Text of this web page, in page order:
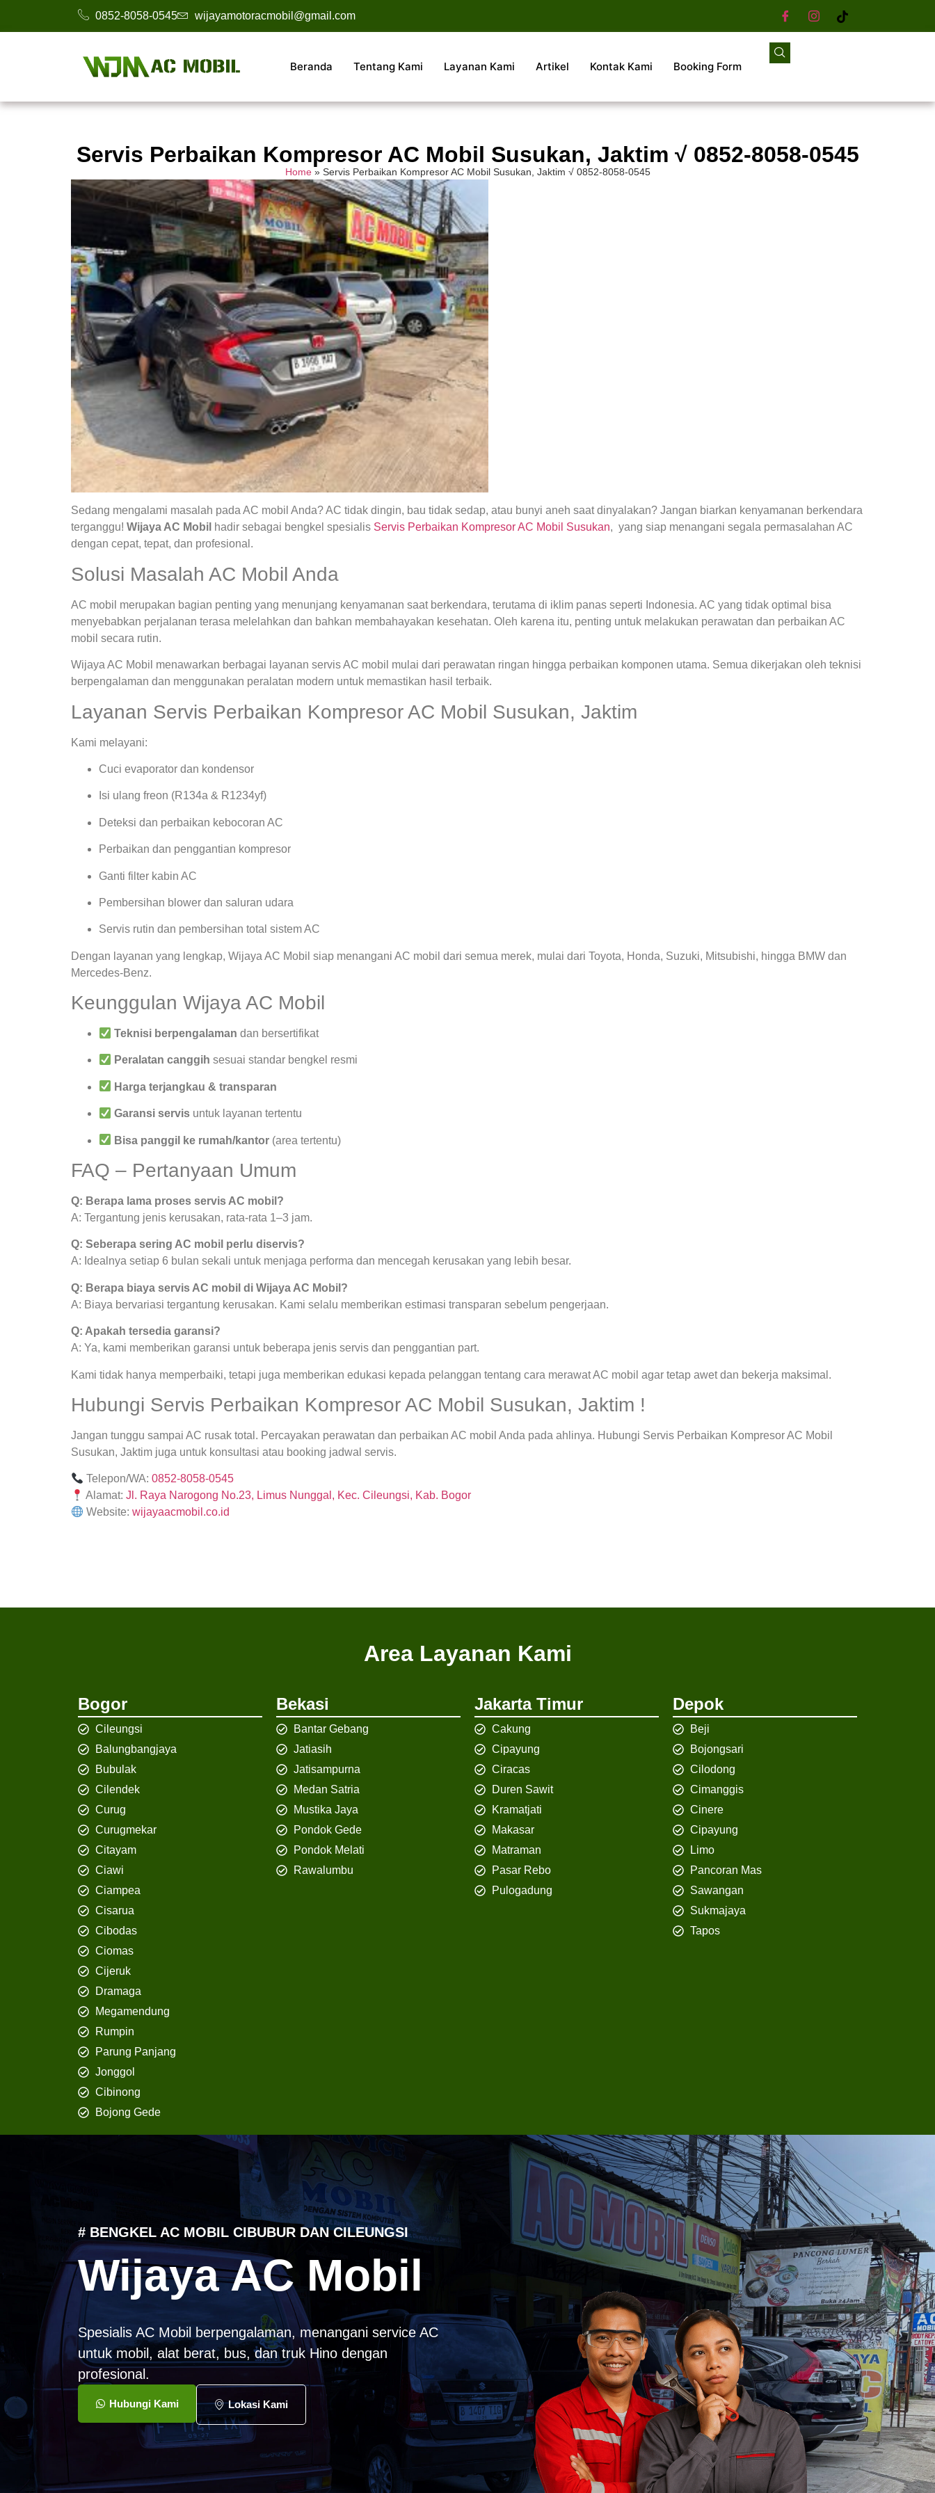
0852-8058-0545 wijayamotoracmobil@gmail.com
Beranda Tentang Kami Layanan Kami Artikel Kontak Kami Booking Form
Servis Perbaikan Kompresor AC Mobil Susukan, Jaktim √ 0852-8058-0545
Home» Servis Perbaikan Kompresor AC Mobil Susukan, Jaktim √ 0852-8058-0545
Sedang mengalami masalah pada AC mobil Anda? AC tidak dingin, bau tidak sedap, atau bunyi aneh saat dinyalakan? Jangan biarkan kenyamanan berkendara
terganggu! Wijaya AC Mobil hadir sebagai bengkel spesialis Servis Perbaikan Kompresor AC Mobil Susukan, yang siap menangani segala permasalahan AC
dengan cepat, tepat, dan profesional.
Solusi Masalah AC Mobil Anda
AC mobil merupakan bagian penting yang menunjang kenyamanan saat berkendara, terutama di iklim panas seperti Indonesia. AC yang tidak optimal bisa
menyebabkan perjalanan terasa melelahkan dan bahkan membahayakan kesehatan. Oleh karena itu, penting untuk melakukan perawatan dan perbaikan AC
mobil secara rutin.
Wijaya AC Mobil menawarkan berbagai layanan servis AC mobil mulai dari perawatan ringan hingga perbaikan komponen utama. Semua dikerjakan oleh teknisi
berpengalaman dan menggunakan peralatan modern untuk memastikan hasil terbaik.
Layanan Servis Perbaikan Kompresor AC Mobil Susukan, Jaktim
Kami melayani:
Cuci evaporator dan kondensor
Isi ulang freon (R134a & R1234yf)
Deteksi dan perbaikan kebocoran AC
Perbaikan dan penggantian kompresor
Ganti filter kabin AC
Pembersihan blower dan saluran udara
Servis rutin dan pembersihan total sistem AC
Dengan layanan yang lengkap, Wijaya AC Mobil siap menangani AC mobil dari semua merek, mulai dari Toyota, Honda, Suzuki, Mitsubishi, hingga BMW dan
Mercedes-Benz.
Keunggulan Wijaya AC Mobil
Teknisi berpengalaman dan bersertifikat
Peralatan canggih sesuai standar bengkel resmi
Harga terjangkau & transparan
Garansi servis untuk layanan tertentu
Bisa panggil ke rumah/kantor (area tertentu)
FAQ – Pertanyaan Umum
Q: Berapa lama proses servis AC mobil?
A: Tergantung jenis kerusakan, rata-rata 1–3 jam.
Q: Seberapa sering AC mobil perlu diservis?
A: Idealnya setiap 6 bulan sekali untuk menjaga performa dan mencegah kerusakan yang lebih besar.
Q: Berapa biaya servis AC mobil di Wijaya AC Mobil?
A: Biaya bervariasi tergantung kerusakan. Kami selalu memberikan estimasi transparan sebelum pengerjaan.
Q: Apakah tersedia garansi?
A: Ya, kami memberikan garansi untuk beberapa jenis servis dan penggantian part.
Kami tidak hanya memperbaiki, tetapi juga memberikan edukasi kepada pelanggan tentang cara merawat AC mobil agar tetap awet dan bekerja maksimal.
Hubungi Servis Perbaikan Kompresor AC Mobil Susukan, Jaktim !
Jangan tunggu sampai AC rusak total. Percayakan perawatan dan perbaikan AC mobil Anda pada ahlinya. Hubungi Servis Perbaikan Kompresor AC Mobil
Susukan, Jaktim juga untuk konsultasi atau booking jadwal servis.
Telepon/WA:0852-8058-0545
Alamat:Jl. Raya Narogong No.23, Limus Nunggal, Kec. Cileungsi, Kab. Bogor
Website:wijayaacmobil.co.id
Area Layanan Kami
Bogor
Cileungsi
Balungbangjaya
Bubulak
Cilendek
Curug
Curugmekar
Citayam
Ciawi
Ciampea
Cisarua
Cibodas
Ciomas
Cijeruk
Dramaga
Megamendung
Rumpin
Parung Panjang
Jonggol
Cibinong
Bojong Gede
Bekasi
Bantar Gebang
Jatiasih
Jatisampurna
Medan Satria
Mustika Jaya
Pondok Gede
Pondok Melati
Rawalumbu
Jakarta Timur
Cakung
Cipayung
Ciracas
Duren Sawit
Kramatjati
Makasar
Matraman
Pasar Rebo
Pulogadung
Depok
Beji
Bojongsari
Cilodong
Cimanggis
Cinere
Cipayung
Limo
Pancoran Mas
Sawangan
Sukmajaya
Tapos
# BENGKEL AC MOBIL CIBUBUR DAN CILEUNGSI
Wijaya AC Mobil
Spesialis AC Mobil berpengalaman, menangani service AC
untuk mobil, alat berat, bus, dan truk Hino dengan
profesional.
Hubungi Kami Lokasi Kami